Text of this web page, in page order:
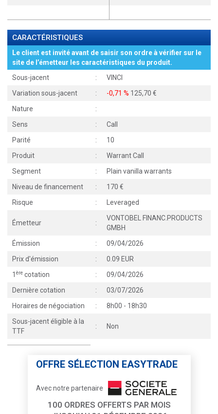
CARACTÉRISTIQUES
Le client est invité avant de saisir son ordre à vérifier sur le
site de l’émetteur les caractéristiques du produit.
Sous-jacent
:
VINCI
Variation sous-jacent
: -0,71 % 125,70
Nature
:
Sens
:
Call
Parité
:
10
Produit
:
Warrant Call
Segment
:
Plain vanilla warrants
Niveau de financement
:
170
Risque
: Leveraged
Émetteur :
VONTOBEL FINANC.PRODUCTS
GMBH
Émission
:
09/04/2026
Prix d'émission
:
0.09 EUR
1 ère cotation :
09/04/2026
Dernière cotation
:
03/07/2026
Horaires de négociation
:
8h00 - 18h30
Sous-jacent éligible à la
TTF
: Non
OFFRE SÉLECTION EASYTRADE
Avec notre partenaire
100 ORDRES OFFERTS PAR MOIS